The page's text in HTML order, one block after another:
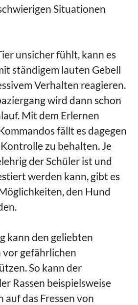
Situationen
unsicher fühlt, kann es
ständigem lauten Gebell
Verhalten reagieren.
wird dann schon
Mit dem Erlernen
fällt es dagegen
zu behalten. Je
der Schüler ist und
werden kann, gibt es
den Hund
kann den geliebten
gefährlichen
So kann der
Rassen beispielsweise
auf das Fressen von